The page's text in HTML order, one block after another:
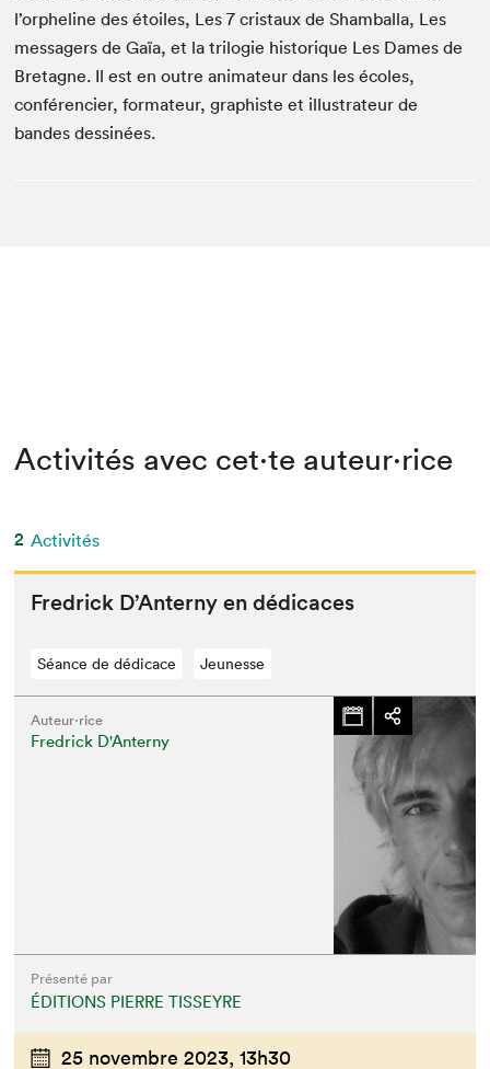
l’orpheline des étoiles, Les 7 cristaux de Shamballa, Les
messagers de Gaïa, et la trilogie historique Les Dames de
Bretagne. Il est en outre animateur dans les écoles,
conférencier, formateur, graphiste et illustrateur de
bandes dessinées.
Activités avec cet·te auteur·rice
2 Activités
Fredrick D’An­terny en dédicaces
Séance de dédicace Jeunesse
Auteur·rice
Fredrick D'Anterny
Présenté par
ÉDITIONS PIERRE TISSEYRE
25 novembre 2023, 13h30